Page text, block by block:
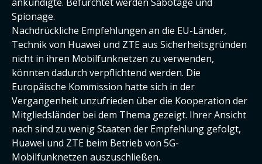
Spionage.
Nachdrückliche Empfehlungen an die EU-Länder,
Technik von Huawei und ZTE aus Sicherheitsgründen
nicht in ihren Mobilfunknetzen zu verwenden,
könnten dadurch verpflichtend werden. Die
Europäische Kommission hatte sich in der
Vergangenheit unzufrieden über die Kooperation der
Mitgliedsländer bei dem Thema gezeigt. Ihrer Ansicht
nach sind zu wenig Staaten der Empfehlung gefolgt,
Huawei und ZTE beim Betrieb von 5G-
Mobilfunknetzen auszuschließen.